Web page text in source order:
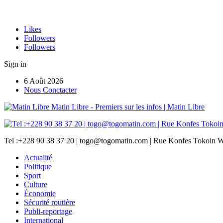
Likes
Followers
Followers
Sign in
6 Août 2026
Nous Conctacter
Matin Libre - Premiers sur les infos | Matin Libre
Tel :+228 90 38 37 20 | togo@togomatin.com | Rue Konfes Tokoin
Actualité
Politique
Sport
Culture
Économie
Sécurité routière
Publi-reportage
International